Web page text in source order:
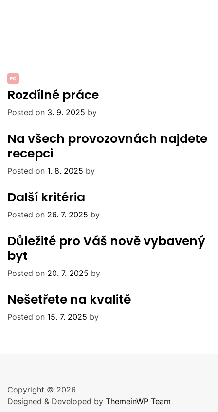
PC
Rozdílné práce
Posted on 3. 9. 2025 by
Na všech provozovnách najdete
recepci
Posted on 1. 8. 2025 by
Další kritéria
Posted on 26. 7. 2025 by
Důležité pro Váš nově vybavený
byt
Posted on 20. 7. 2025 by
Nešetřete na kvalitě
Posted on 15. 7. 2025 by
Copyright © 2026
Designed & Developed by ThemeinWP Team